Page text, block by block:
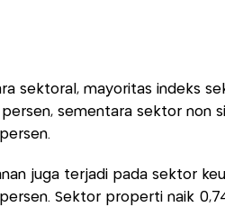
sektoral, mayoritas indeks
persen, sementara sektor non
juga terjadi pada sektor
persen. Sektor properti naik